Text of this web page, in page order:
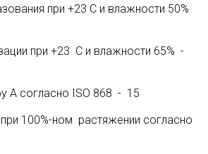
при +23 С и влажности 50%
при +23 С и влажности 65% -
А согласно ISO 868 - 15
100%-ном растяжении согласно